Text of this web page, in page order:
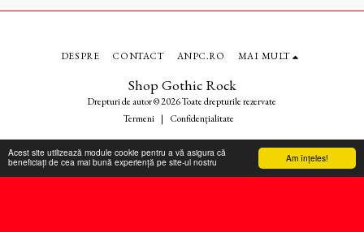
Am înţeles!
Acest site utilizează module cookie pentru a vă asigura că
beneficiați de cea mai bună experiență pe site-ul nostru
Shop Gothic Rock
Drepturi de autor © 2026 Toate drepturile rezervate
Termeni | Confidențialitate
DESPRE CONTACT ANPC.RO MAI MULT